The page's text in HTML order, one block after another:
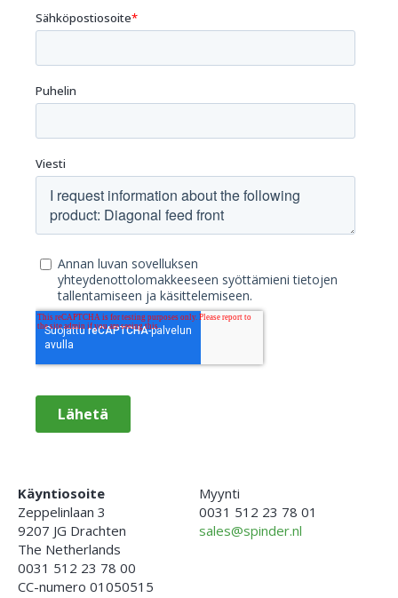
Käyntiosoite
Zeppelinlaan 3
9207 JG Drachten
The Netherlands
0031 512 23 78 00
CC-numero 01050515
Myynti
0031 512 23 78 01
sales@spinder.nl